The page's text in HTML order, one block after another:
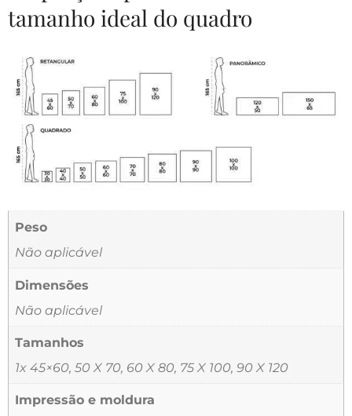
tamanho ideal do quadro
Peso
Não aplicável
Dimensões
Não aplicável
Tamanhos
1x 45×60, 50 X 70, 60 X 80, 75 X 100, 90 X 120
Impressão e moldura